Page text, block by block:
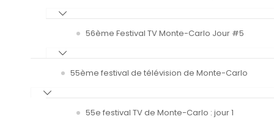
56ème Festival TV Monte-Carlo Jour #5
55ème festival de télévision de Monte-Carlo
55e festival TV de Monte-Carlo : jour 1